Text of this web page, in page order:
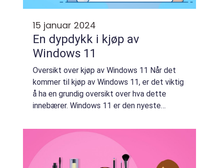
15 januar 2024
En dypdykk i kjøp av
Windows 11
Oversikt over kjøp av Windows 11 Når det
kommer til kjøp av Windows 11, er det viktig
å ha en grundig oversikt over hva dette
innebærer. Windows 11 er den nyeste
Microsoft og er en oppgradering fra
Windows 10. Dette ...